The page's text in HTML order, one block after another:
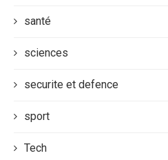
santé
sciences
securite et defence
sport
Tech